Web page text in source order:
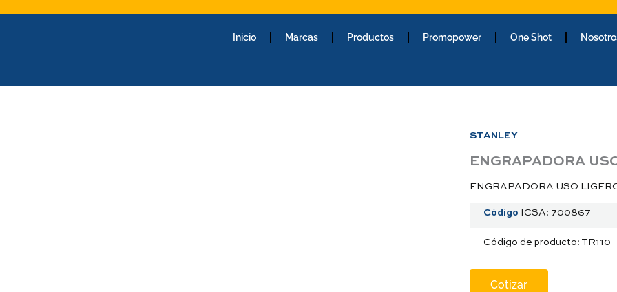
Inicio Marcas Productos Promopower One Shot
STANLEY
ENGRAPADORA
ENGRAPADORA USO
Código ICSA: 700867
Código de producto: TR110
Cotizar